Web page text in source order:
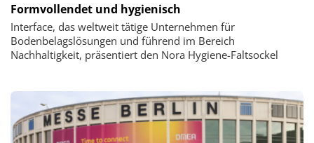
Formvollendet und hygienisch
Interface, das weltweit tätige Unternehmen für
Bodenbelagslösungen und führend im Bereich
Nachhaltigkeit, präsentiert den Nora Hygiene-Faltsockel